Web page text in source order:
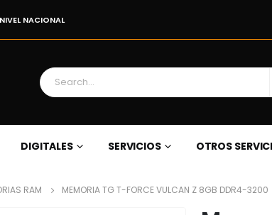
NACIONAL
DIGITALES SERVICIOS OTROS
RAM MEMORIA TG T-FORCE VULCAN Z 8GB DDR4-3200